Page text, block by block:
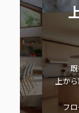
上か
フ